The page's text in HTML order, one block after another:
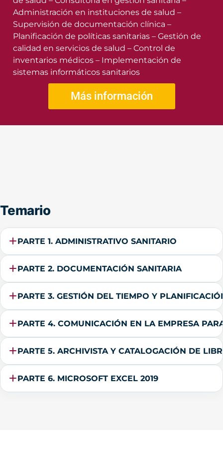
Administración en instituciones de salud –
Supervisión de documentación clínica –
Planificación de políticas sanitarias – Gestión de
calidad en servicios de salud – Control de
inventarios médicos – Implementación de
sistemas informáticos sanitarios
Más información
Temario
PARTE 1. ADMINISTRATIVO SANITARIO
PARTE 2. DOCUMENTACIÓN SANITARIA
PARTE 3. GESTIÓN DEL TIEMPO Y
PARTE 4. COMUNICACIÓN EN LA EMPRESA
PARTE 5. ARCHIVISTA Y CATALOGACIÓN DE
PARTE 6. MICROSOFT EXCEL 2019